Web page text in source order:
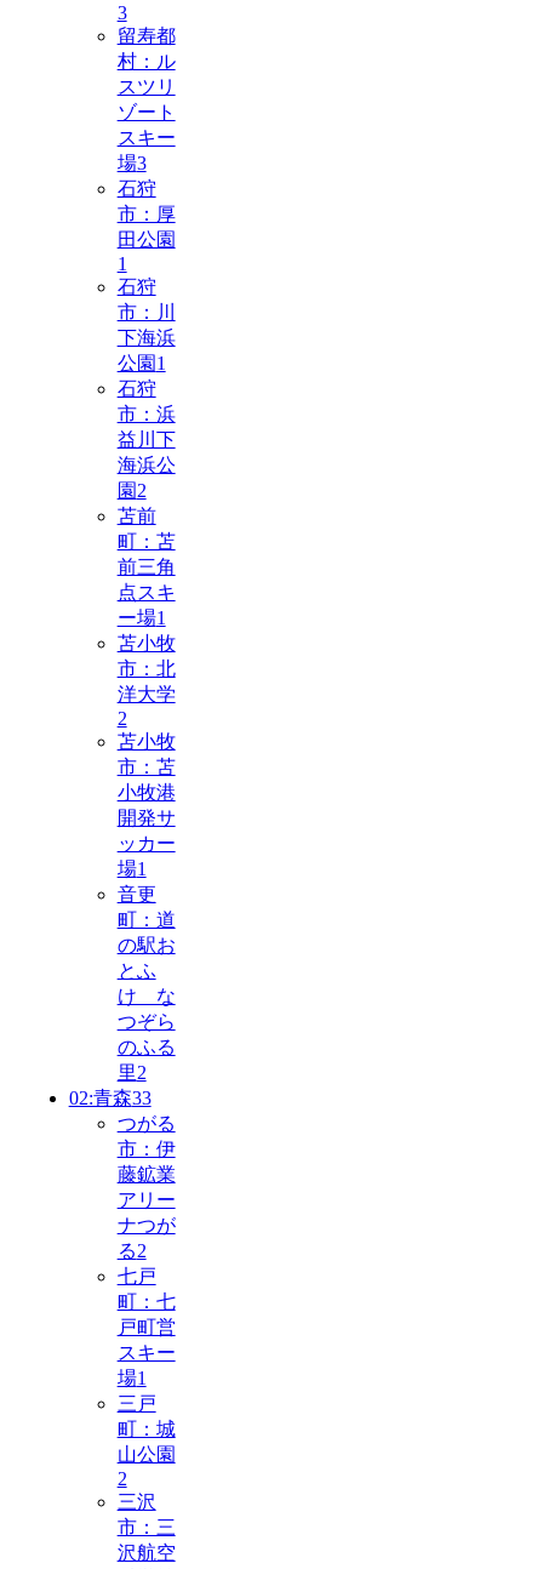
3
留寿都
村：ル
スツリ
ゾート
スキー
場3
石狩
市：厚
田公園
1
石狩
市：川
下海浜
公園 1
石狩
市：浜
益川下
海浜公
園 2
苫前
町：苫
前三角
点スキ
ー場1
苫小牧
市：北
洋大学
2
苫小牧
市：苫
小牧港
開発サ
ッカー
場1
音更
町：道
の駅お
とふ
け な
つぞら
のふる
里2
02:青森33
つがる
市：伊
藤鉱業
アリー
ナつが
る2
七戸
町：七
戸町営
スキー
場1
三戸
町：城
山公園
2
三沢
市：三
沢航空